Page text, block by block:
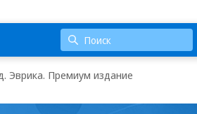
Эврика. Премиум издание